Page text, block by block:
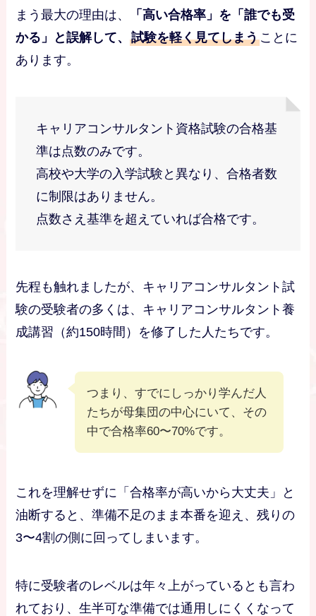
まう最大の理由は、
「高い合格率」を「誰でも受
かる」と誤解して、試験を軽く見てしまうことに
あります。
キャリアコンサルタント資格試験の合格基
準は点数のみです。
高校や大学の入学試験と異なり、合格者数
に制限はありません。
点数さえ基準を超えていれば合格です。
先程も触れましたが、キャリアコンサルタント試
験の受験者の多くは、キャリアコンサルタント養
成講習（約150時間）を修了した人たちです。
つまり、すでにしっかり学んだ人
たちが母集団の中心にいて、その
中で合格率60〜70%です。
これを理解せずに「合格率が高いから大丈夫」と
油断すると、準備不足のまま本番を迎え、残りの
3〜4割の側に回ってしまいます。
特に受験者のレベルは年々上がっているとも言わ
れており、生半可な準備では通用しにくくなって